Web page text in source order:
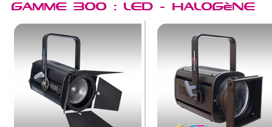
Gamme 300: LED - Halogène